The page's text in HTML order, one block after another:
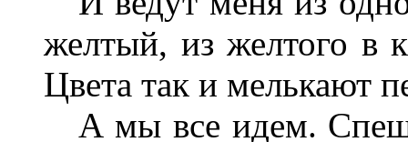
желтый, из желтого в
Цвета так и мелькают
А мы все идем.